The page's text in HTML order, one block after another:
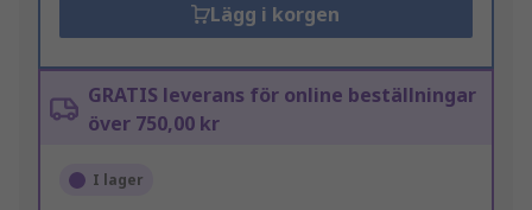
Lägg i korgen
GRATIS leverans för online beställningar
över 750,00 kr
I lager